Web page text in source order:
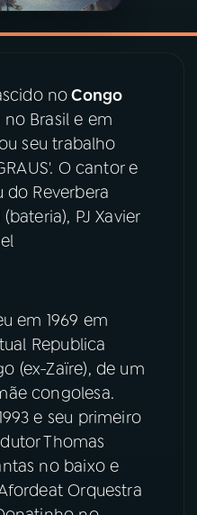
Facebook
X
noCongo
Brasil e em
seu trabalho
O cantor e
Reverbera
PJ Xavier
em 1969 em
Republica
(ex-Zaïre), de um
congolesa.
e seu primeiro
Thomas
no baixo e
Orquestra